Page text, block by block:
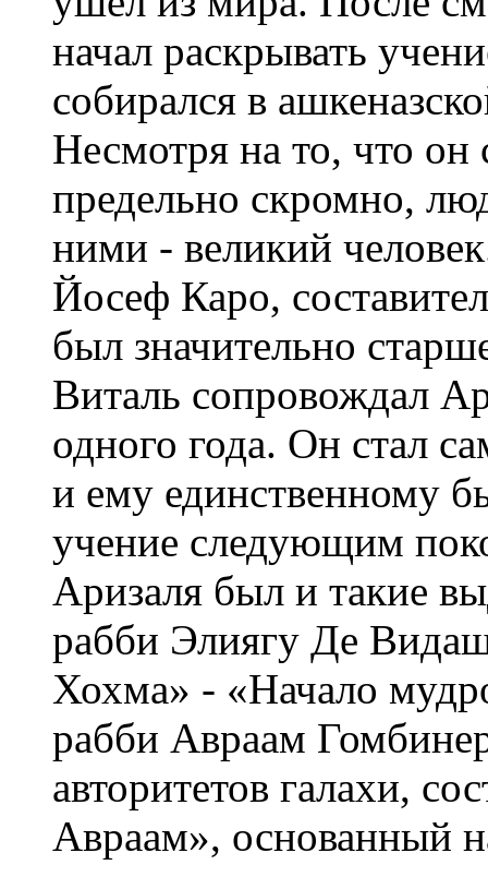
начал раскрывать
собирался в
Несмотря на то, что он
предельно скромно,
ними - великий
Йосеф Каро,
был значительно
Виталь сопровождал
одного года. Он стал
и ему единственному
учение следующим
Аризаля был и такие
рабби Элиягу Де
Хохма» - «Начало
рабби Авраам
авторитетов галахи,
Авраам», основанный